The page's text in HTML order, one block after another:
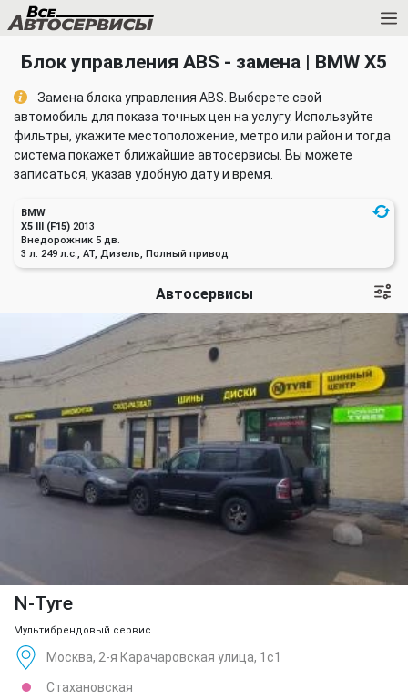
Блок управления ABS - замена | BMW X5
Замена блока управления ABS. Выберете свой
автомобиль для показа точных цен на услугу. Используйте
фильтры, укажите местоположение, метро или район и тогда
система покажет ближайшие автосервисы. Вы можете
записаться, указав удобную дату и время.
BMW
X5 III (F15) 2013
Внедорожник 5 дв.
3 л. 249 л.с., AT, Дизель, Полный привод
Автосервисы
N-Tyre
Мультибрендовый сервис
Москва, 2-я Карачаровская улица, 1с1
Стахановская